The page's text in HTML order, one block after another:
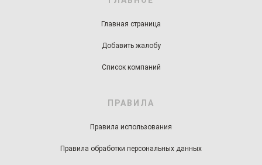
Главная страница
Добавить жалобу
Список компаний
ПРАВИЛА
Правила использования
Правила обработки персональных данных